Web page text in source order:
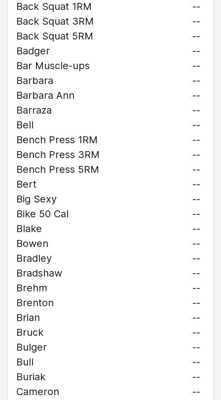
Back Squat 1RM
--
Back Squat 3RM
--
Back Squat 5RM
--
Badger
--
Bar Muscle-ups
--
Barbara
--
Barbara Ann
--
Barraza
--
Bell
--
Bench Press 1RM
--
Bench Press 3RM
--
Bench Press 5RM
--
Bert
--
Big Sexy
--
Bike 50 Cal
--
Blake
--
Bowen
--
Bradley
--
Bradshaw
--
Brehm
--
Brenton
--
Brian
--
Bruck
--
Bulger
--
Bull
--
Buriak
--
Cameron
--